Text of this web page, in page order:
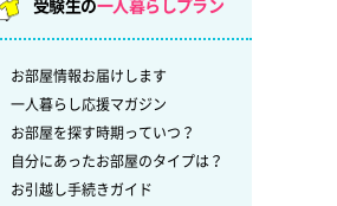
受験生の一人暮らしプラン
お部屋情報お届けします
一人暮らし応援マガジン
お部屋を探す時期っていつ？
自分にあったお部屋のタイプは？
お引越し手続きガイド